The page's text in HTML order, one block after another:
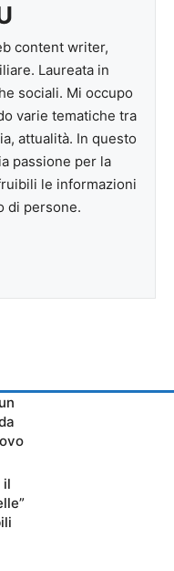
content writer,
Laureata in
sociali. Mi occupo
varie tematiche tra
attualità. In questo
passione per la
le informazioni
di persone.
il